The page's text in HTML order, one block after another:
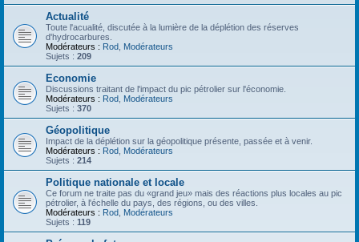
Actualité
Toute l'acualité, discutée à la lumière de la déplétion des réserves
d'hydrocarbures.
Modérateurs : Rod Modérateurs
Sujets : 209
Economie
Discussions traitant de l'impact du pic pétrolier sur l'économie.
Modérateurs : Rod Modérateurs
Sujets : 370
Géopolitique
Impact de la déplétion sur la géopolitique présente, passée et à venir.
Modérateurs : Rod Modérateurs
Sujets : 214
Politique nationale et locale
Ce forum ne traite pas du «grand jeu» mais des réactions plus locales au pic
pétrolier, à l'échelle du pays, des régions, ou des villes.
Modérateurs : Rod Modérateurs
Sujets : 119